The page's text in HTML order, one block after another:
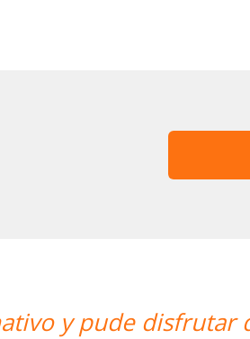
clases de Swahili.””